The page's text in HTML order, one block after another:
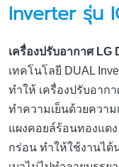
Inverter รุ่น
เครื่องปรับอากาศ LG
เทคโนโลยี DUAL
ทำให้ เครื่องปรับอาก
ทำความเย็นด้วยความ
แผงคอยล์ร้อนทองแด
กร่อน ทำให้ใช้งานได้